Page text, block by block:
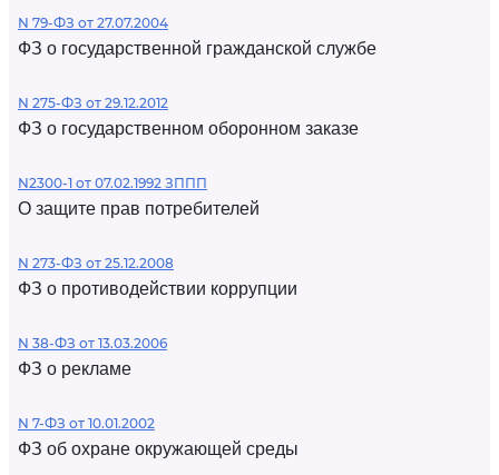
N 79-ФЗ от 27.07.2004
ФЗ о государственной гражданской службе
N 275-ФЗ от 29.12.2012
ФЗ о государственном оборонном заказе
N2300-1 от 07.02.1992 ЗППП
О защите прав потребителей
N 273-ФЗ от 25.12.2008
ФЗ о противодействии коррупции
N 38-ФЗ от 13.03.2006
ФЗ о рекламе
N 7-ФЗ от 10.01.2002
ФЗ об охране окружающей среды